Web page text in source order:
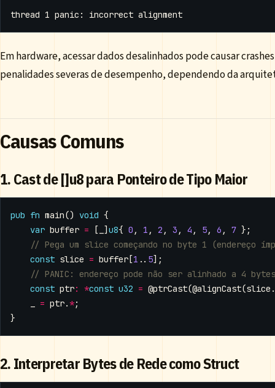
Em hardware, acessar dados desalinhados pode causar
penalidades severas de desempenho, dependendo da
Causas Comuns
1. Cast de []u8 para Ponteiro de Tipo Maior
pub fn main() void {
var buffer = [ ] u8{ 0 , 1 , 2 , 3 , 4 , 5, 6 , 7 };
const slice = buffer [1 .. 5];
const ptr: *const u32 = @ptrCast(@alignCast(slice .
= ptr. *;
}
2. Interpretar Bytes de Rede como Struct